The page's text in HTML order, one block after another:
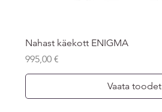
Nahast käekott ENIGMA
Price
995,00 €
Vaata toodet